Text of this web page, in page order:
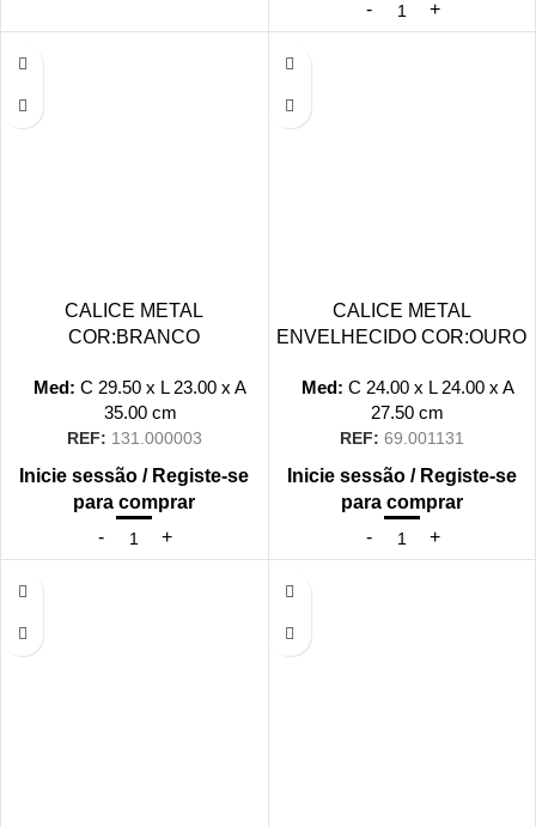
CALICE METAL
COR:BRANCO
Med:C29.50 x L23.00 xA
35.00cm
REF: 131.000003
Inicie sessão / Registe-se
para comprar
CALICE METAL
ENVELHECIDO COR:OURO
Med: C 24.00 x L24.00 x A
27.50 cm
REF: 69.001131
Inicie sessão / Registe-se
para comprar